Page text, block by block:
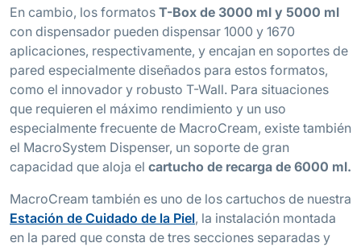
En cambio, los formatos T-Box de 3000 ml y 5000 ml
con dispensador pueden dispensar 1000 y 1670
aplicaciones, respectivamente, y encajan en soportes de
pared especialmente diseñados para estos formatos,
como el innovador y robusto T-Wall. Para situaciones
que requieren el máximo rendimiento y un uso
especialmente frecuente de MacroCream, existe también
el MacroSystem Dispenser, un soporte de gran
capacidad que aloja el cartucho de recarga de 6000 ml.
MacroCream también es uno de los cartuchos de nuestra
Estación de Cuidado de la Piel, la instalación montada
en la pared que consta de tres secciones separadas y